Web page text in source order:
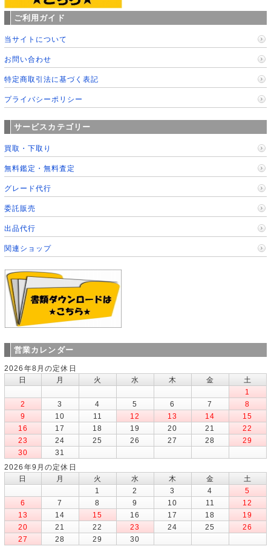
ご利用ガイド
当サイトについて
お問い合わせ
特定商取引法に基づく表記
プライバシーポリシー
サービスカテゴリー
買取・下取り
無料鑑定・無料査定
グレード代行
委託販売
出品代行
関連ショップ
営業カレンダー
2026年8月の定休日
日
月 火 水 木 金
土
1
2
3 4 5 6 7
8
9
10 11 12 13 14
15
16
17 18 19 20 21
22
23
24 25 26 27 28
29
30
31
2026年9月の定休日
日
月 火 水 木 金
土
1
2 3 4
5
6
7 8 9 10 11
12
13
14 15 16 17 18
19
20
21 22 23 24 25
26
27
28 29
30